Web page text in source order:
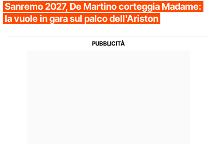
Sanremo 2027, De Martino corteggia Madame:
la vuole in gara sul palco dell'Ariston